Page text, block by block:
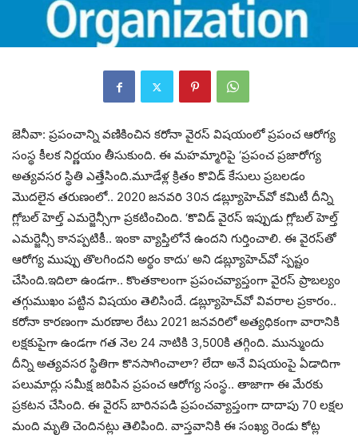
జెనీవా: ప్రపంచాన్ని వణికించిన కరోనా వైరస్‌ విషయంలో ప్రపంచ ఆరోగ్య
సంస్థ కీలక నిర్ణయం తీసుకుంది. ఈ మహమ్మారిపై ‘ప్రపంచ ప్రజారోగ్య
అత్యవసర స్థితి ఎత్తేసింది.మూడేళ్ల క్రితం కొవిడ్‌ కేసులు ప్రబలడం
మొదలైన తరుణంలో.. 2020 జనవరి 30న డబ్ల్యూహెచ్‌వో కమిటీ దీన్ని
గ్లోబల్‌ హెల్త్‌ ఎమర్జెన్సీగా ప్రకటించింది. ‘కొవిడ్ వైరస్‌ ఇప్పుడు గ్లోబల్‌ హెల్త్‌
ఎమర్జెన్సీ కానప్పటికీ.. ఇంకా వ్యాప్తిలోనే ఉందని గుర్తించాలి. ఈ వైరస్‌తో
ఆరోగ్య ముప్పు తొలగిందని అర్థం కాదు’ అని డబ్ల్యూహెచ్‌వో స్పష్టం
చేసింది.ఇదిలా ఉండగా.. కొంతకాలంగా ప్రపంచవ్యాప్తంగా వైరస్‌ ప్రాబల్యం
తగ్గుముఖం పట్టిన విషయం తెలిసిందే. డబ్ల్యూహెచ్‌వో వివరాల ప్రకారం..
కరోనా కారణంగా మరణాల రేటు 2021 జనవరిలో అత్యధికంగా వారానికి
లక్షకుపైగా ఉండగా గత నెల 24 నాటికి 3,500కి తగ్గింది. మున్ముందు
దీన్ని అత్యవసర స్థితిగా కొనసాగించాలా? లేదా అనే విషయంపై ఏడాదిగా
పలుమార్లు సమీక్ష జరిపిన ప్రపంచ ఆరోగ్య సంస్థ.. తాజాగా ఈ మేరకు
ప్రకటన చేసింది. ఈ వైరస్‌ బారినపడి ప్రపంచవ్యాప్తంగా దాదాపు 70 లక్షల
మంది మృతి చెందినట్లు తెలిపింది. వాస్తవానికి ఈ సంఖ్య రెండు కోట్ల